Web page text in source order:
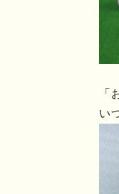
「
い